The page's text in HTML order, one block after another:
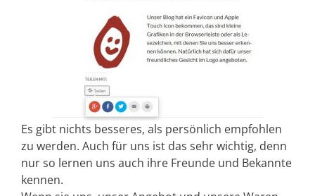
Es gibt nichts besseres, als persönlich empfohlen
zu werden. Auch für uns ist das sehr wichtig, denn
nur so lernen uns auch ihre Freunde und Bekannte
kennen.